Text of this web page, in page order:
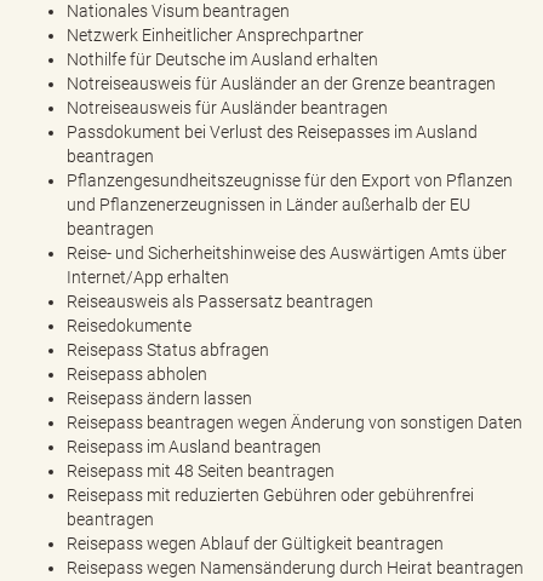
Nationales Visum beantragen
Netzwerk Einheitlicher Ansprechpartner
Nothilfe für Deutsche im Ausland erhalten
Notreiseausweis für Ausländer an der Grenze beantragen
Notreiseausweis für Ausländer beantragen
Passdokument bei Verlust des Reisepasses im Ausland
beantragen
Pflanzengesundheitszeugnisse für den Export von Pflanzen
und Pflanzenerzeugnissen in Länder außerhalb der EU
beantragen
Reise- und Sicherheitshinweise des Auswärtigen Amts über
Internet/App erhalten
Reiseausweis als Passersatz beantragen
Reisedokumente
Reisepass Status abfragen
Reisepass abholen
Reisepass ändern lassen
Reisepass beantragen wegen Änderung von sonstigen Daten
Reisepass im Ausland beantragen
Reisepass mit 48 Seiten beantragen
Reisepass mit reduzierten Gebühren oder gebührenfrei
beantragen
Reisepass wegen Ablauf der Gültigkeit beantragen
Reisepass wegen Namensänderung durch Heirat beantragen